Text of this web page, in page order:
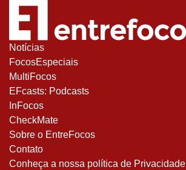
Notícias
FocosEspeciais
MultiFocos
EFcasts: Podcasts
InFocos
CheckMate
Sobre o EntreFocos
Contato
Conheça a nossa política de Privacidade